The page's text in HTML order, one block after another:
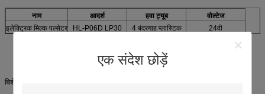
एक संदेश छोड़ें
नाम आदर्श हवा ट्यूब
वोल्टेज
इलेक्ट्रिक मिल्क पल्सेटर
HL-P06D LP30 4 बंदरगाह प्लास्टिक 24वी
विशेषताएँ: